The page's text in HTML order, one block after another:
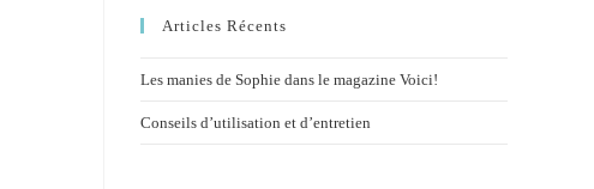
Articles Récents
Les manies de Sophie dans le magazine Voici!
Conseils d’utilisation et d’entretien